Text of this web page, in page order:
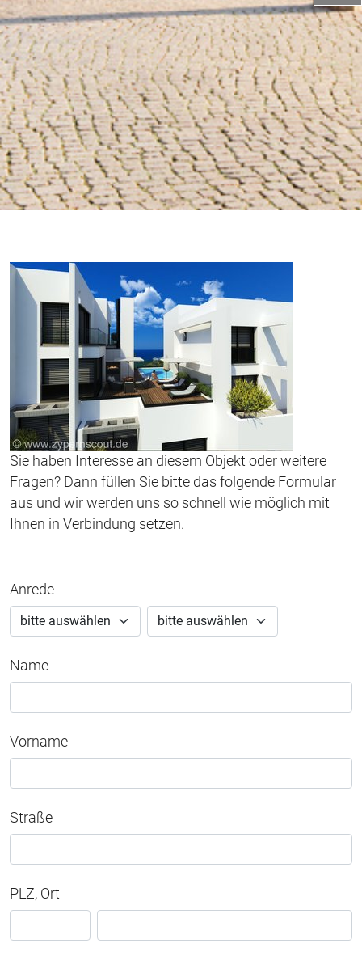
Sie haben Interesse an diesem Objekt oder weitere
Fragen? Dann füllen Sie bitte das folgende Formular
aus und wir werden uns so schnell wie möglich mit
Ihnen in Verbindung setzen.
Anrede
Name
Vorname
Straße
PLZ, Ort